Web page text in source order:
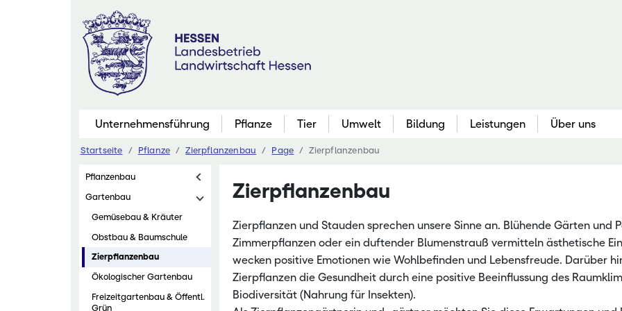
Inhalt
springen
Unternehmensführung Pflanze
Pflanzenbau
Marktfruchtbau
Futterbau
Saatgutanerkennung
Eiweißinitiative
Ökologischer Pflanzenbau
Ökologischer Gartenbau
Freizeitgartenbau & Öffentl. Grün
Tier Umwelt Bildung
Nebenerwerbs-Schulung
Hessische
Leistungen Über uns
Startseite Pflanze Zierpflanzenbau Page Zierpflanzenbau
Pflanzenbau
Gartenbau
Gemüsebau & Kräuter
Obstbau & Baumschule
Zierpflanzenbau
Ökologischer Gartenbau
Freizeitgartenbau & Öffentl.
Grün
Zierpflanzenbau
Zierpflanzen und Stauden sprechen unsere Sinne an. Blühende Gärten und
Zimmerpflanzen oder ein duftender Blumenstrauß vermitteln ästhetische
wecken positive Emotionen wie Wohlbefinden und Lebensfreude. Darüber
Zierpflanzen die Gesundheit durch eine positive Beeinflussung des
Biodiversität (Nahrung für Insekten).